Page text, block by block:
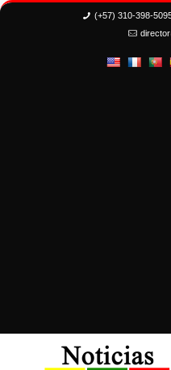
(+57) 310-398-